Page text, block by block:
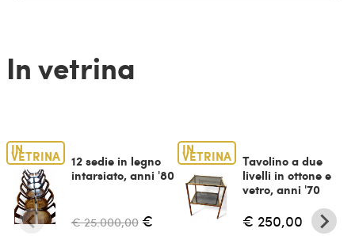
In vetrina
IN
VETRINA
12 sedie in legno
intarsiato, anni '80
€ 25.000,00 €
IN
VETRINA
Tavolino a due
livelli in ottone e
vetro, anni '70
€ 250,00